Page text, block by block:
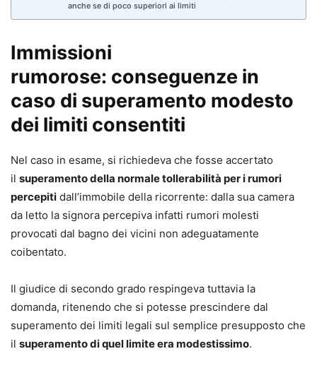
anche se di poco superiori ai limiti
Immissioni
rumorose: conseguenze in
caso di superamento modesto
dei limiti consentiti
Nel caso in esame, si richiedeva che fosse accertato
il superamento della normale tollerabilità per i rumori
percepiti dall’immobile della ricorrente: dalla sua camera
da letto la signora percepiva infatti rumori molesti
provocati dal bagno dei vicini non adeguatamente
coibentato.
Il giudice di secondo grado respingeva tuttavia la
domanda, ritenendo che si potesse prescindere dal
superamento dei limiti legali sul semplice presupposto che
il superamento di quel limite era modestissimo.